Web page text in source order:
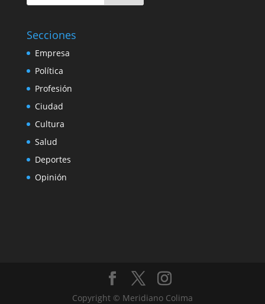
Secciones
Empresa
Política
Profesión
Ciudad
Cultura
Salud
Deportes
Opinión
Copyright © Meridiano Colima